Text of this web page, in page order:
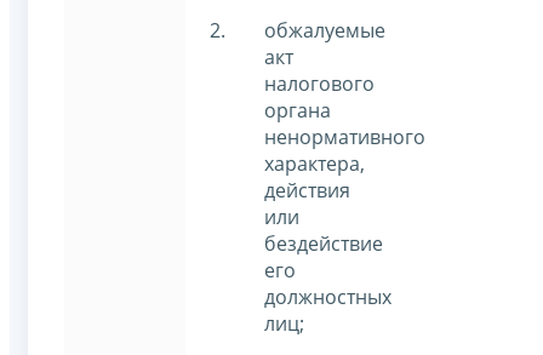
обжалуемые
акт
налогового
органа
ненормативного
характера,
действия
или
бездействие
его
должностных
лиц;